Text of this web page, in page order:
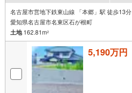
名古屋市営地下鉄東山線 「本郷」駅 徒歩13分
愛知県名古屋市名東区石が根町
土地162.81m2
5,190万円